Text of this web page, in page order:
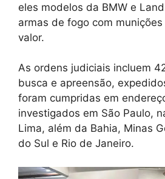
eles modelos da BMW e
armas de fogo com
valor.
As ordens judiciais incluem
busca e apreensão,
foram cumpridas em
investigados em São Paulo,
Lima, além da Bahia, Minas
do Sul e Rio de Janeiro.